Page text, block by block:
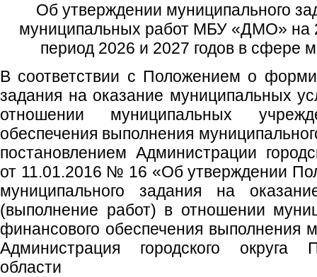
Об утверждении муниципального
муниципальных работ МБУ «ДМО» на
период 2026 и 2027 годов в сфере
В соответствии с Положением о
задания на оказание муниципальных
отношении муниципальных
обеспечения выполнения
постановлением Администрации
от 11.01.2016 № 16 «Об утверждении
муниципального задания на
(выполнение работ) в отношении
финансового обеспечения выполнения
Администрация городского округа
области